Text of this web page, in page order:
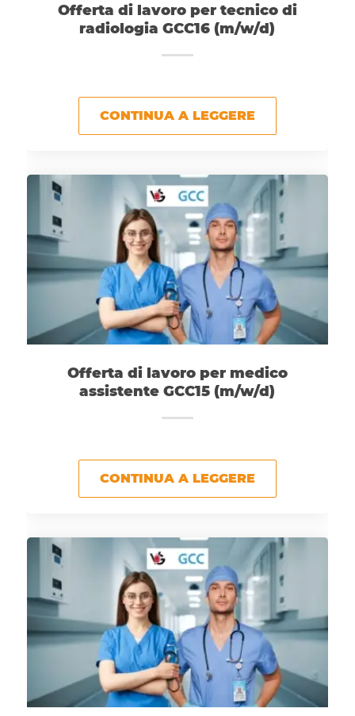
Offerta di lavoro per tecnico di
radiologia GCC16 (m/w/d)
CONTINUA A LEGGERE
Offerta di lavoro per medico
assistente GCC15 (m/w/d)
CONTINUA A LEGGERE